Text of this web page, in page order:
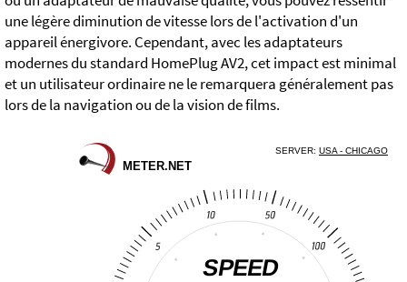
une légère diminution de vitesse lors de l'activation d'un
appareil énergivore. Cependant, avec les adaptateurs
modernes du standard HomePlug AV2, cet impact est minimal
et un utilisateur ordinaire ne le remarquera généralement pas
lors de la navigation ou de la vision de films.